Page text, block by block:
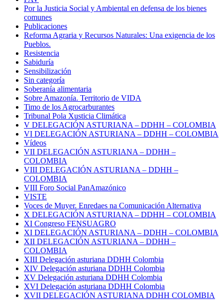
Por la Justicia Social y Ambiental en defensa de los bienes
comunes
Publicaciones
Reforma Agraria y Recursos Naturales: Una exigencia de los
Pueblos.
Resistencia
Sabiduría
Sensibilización
Sin categoría
Soberanía alimentaria
Sobre Amazonía. Territorio de VIDA
Timo de los Agrocarburantes
Tribunal Pola Xusticia Climática
V DELEGACIÓN ASTURIANA – DDHH – COLOMBIA
VI DELEGACIÓN ASTURIANA – DDHH – COLOMBIA
Vídeos
VII DELEGACIÓN ASTURIANA – DDHH –
COLOMBIA
VIII DELEGACIÓN ASTURIANA – DDHH –
COLOMBIA
VIII Foro Social PanAmazónico
VISTE
Voces de Muyer. Enredaes na Comunicación Alternativa
X DELEGACIÓN ASTURIANA – DDHH – COLOMBIA
XI Congreso FENSUAGRO
XI DELEGACIÓN ASTURIANA – DDHH – COLOMBIA
XII DELEGACIÓN ASTURIANA – DDHH –
COLOMBIA
XIII Delegación asturiana DDHH Colombia
XIV Delegación asturiana DDHH Colombia
XV Delegación asturiana DDHH Colombia
XVI Delegación asturiana DDHH Colombia
XVII DELEGACIÓN ASTURIANA DDHH COLOMBIA